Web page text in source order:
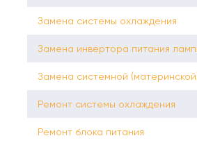
Замена системы охлаждения
Замена инвертора питания
Замена системной
Ремонт системы охлаждения
Ремонт блока питания